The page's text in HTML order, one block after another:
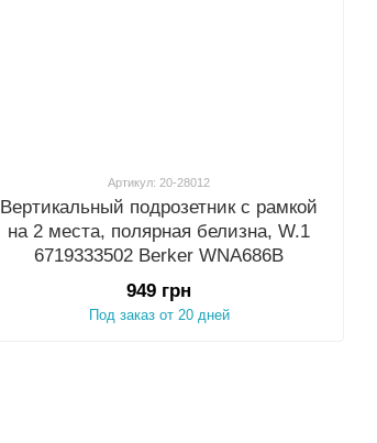
Артикул: 20-28012
Вертикальный подрозетник с рамкой
на 2 места, полярная белизна, W.1
6719333502 Berker WNA686B
949 грн
Под заказ от 20 дней